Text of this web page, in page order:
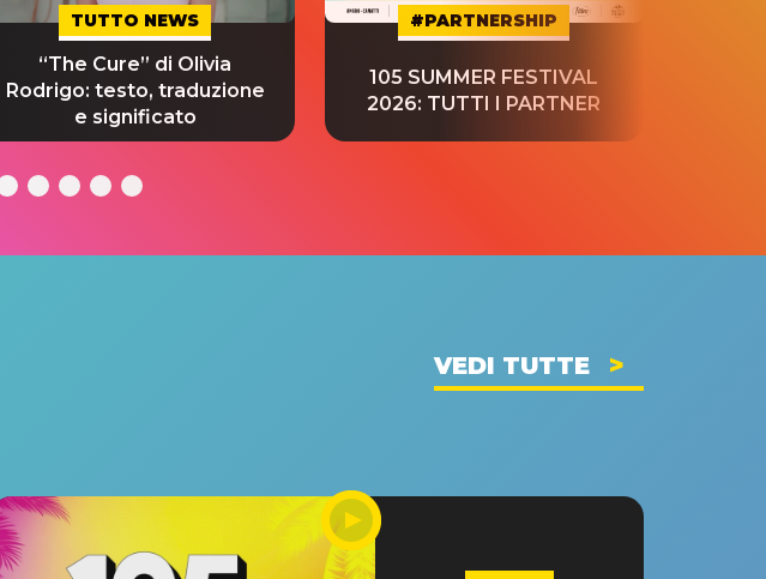
TUTTO NEWS
“The Cure” di Olivia
Rodrigo: testo, traduzione
e significato
#PARTNERSHIP
105 SUMMER FESTIVAL
2026: TUTTI I PARTNER
VEDI TUTTE